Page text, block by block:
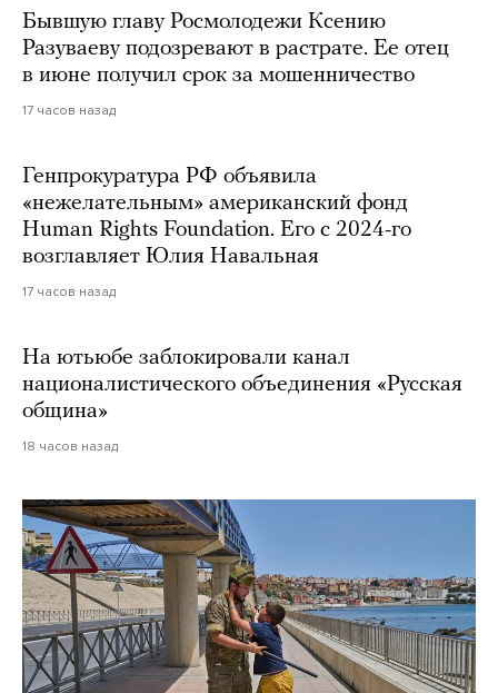
Бывшую главу Росмолодежи Ксению
Разуваеву подозревают в растрате. Ее отец
в июне получил срок за мошенничество
17 часов назад
Генпрокуратура РФ объявила
«нежелательным» американский фонд
Human Rights Foundation. Его с 2024-го
возглавляет Юлия Навальная
17 часов назад
На ютьюбе заблокировали канал
националистического объединения «Русская
община»
18 часов назад